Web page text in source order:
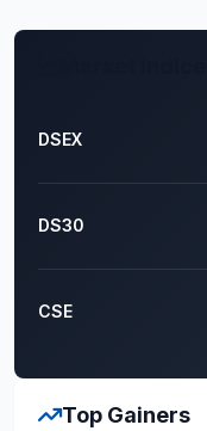
DSEX
DS30
CSE
Top Gainers